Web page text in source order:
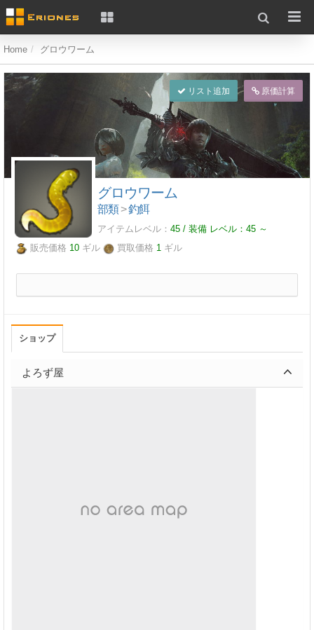
Home グロウワーム
リスト追加 原価計算
グロウワーム
部類>釣餌
アイテムレベル： 45 / 装備 レベル： 45 ～
販売価格 10 ギル 買取価格 1 ギル
ショップ
よろず屋